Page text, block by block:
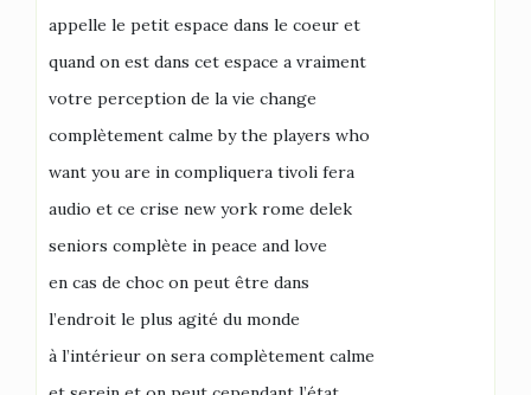
appelle le petit espace dans le coeur et
quand on est dans cet espace a vraiment
votre perception de la vie change
complètement calme by the players who
want you are in compliquera tivoli fera
audio et ce crise new york rome delek
seniors complète in peace and love
en cas de choc on peut être dans
l’endroit le plus agité du monde
à l’intérieur on sera complètement calme